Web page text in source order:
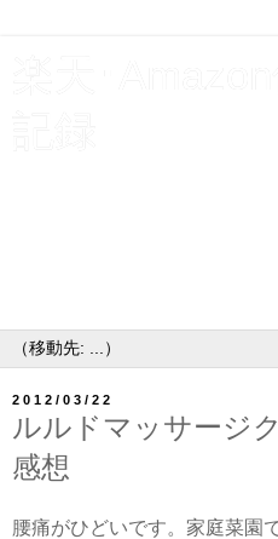
2012/03/22
ルルドマッサージ
感想
腰痛がひどいです。家庭菜園